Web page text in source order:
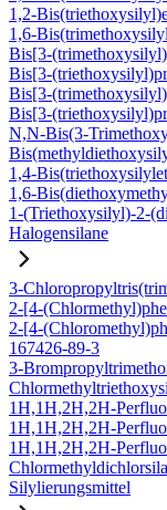
1,2-
1,6-
Bis[3-
Bis[3-
Bis[3-
Bis[3-
N,N-Bis(3-
1,4-
1,6-
1-(Triethoxysilyl)-2-
Halogensilane
3-
2-[4-
2-[4-
167426-89-3
3-
1H,1H,2H,2H-
1H,1H,2H,2H-
1H,1H,2H,2H-
Silylierungsmittel